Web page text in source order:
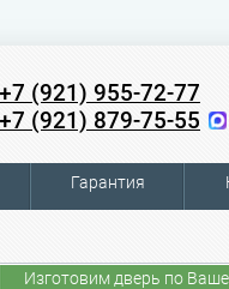
+7 (921) 955-72-77
+7 (921) 879-75-55
Гарантия
Изготовим дверь по